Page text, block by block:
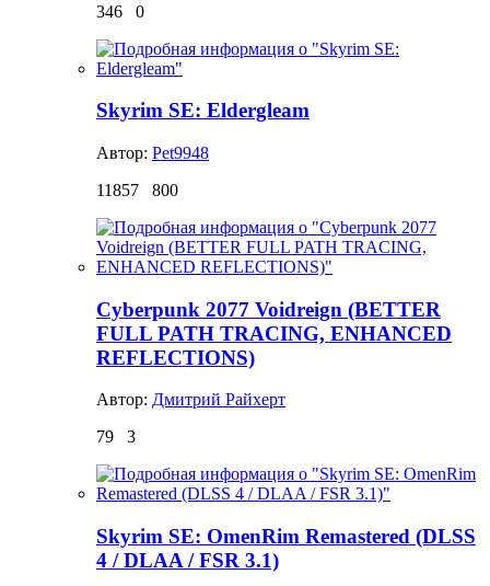
346
0
Skyrim SE: Eldergleam
Автор: Pet9948
11857
800
Cyberpunk 2077 Voidreign (BETTER
FULL PATH TRACING, ENHANCED
REFLECTIONS)
Автор: Дмитрий Райхерт
79
3
Skyrim SE: OmenRim Remastered (DLSS
4 / DLAA / FSR 3.1)